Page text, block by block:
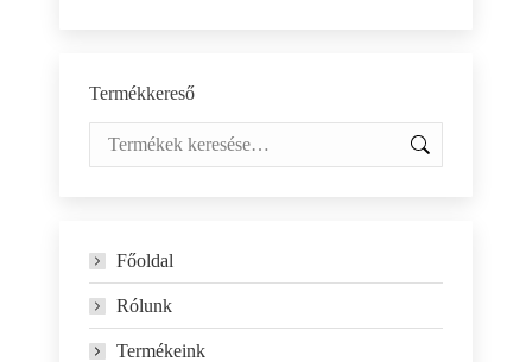
Termékkereső
Főoldal
Rólunk
Termékeink